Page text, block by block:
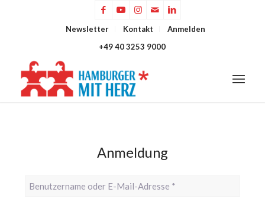
Newsletter Kontakt
Anmelden
+49 40 3253 9000
Anmeldung
Benutzername oder E-Mail-Adresse